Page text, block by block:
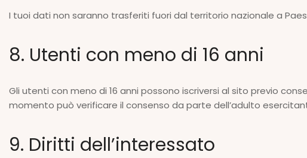
I tuoi dati non saranno trasferiti fuori dal territorio nazionale a
8. Utenti con meno di 16 anni
Gli utenti con meno di 16 anni possono iscriversi al sito previo
momento può verificare il consenso da parte dell’adulto
9. Diritti dell’interessato